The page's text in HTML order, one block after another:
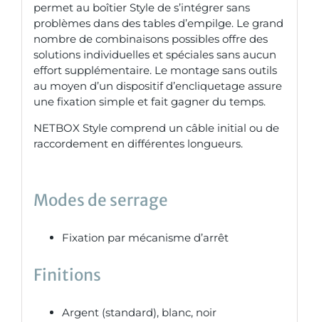
permet au boîtier Style de s’intégrer sans
problèmes dans des tables d’empilge. Le grand
nombre de combinaisons possibles offre des
solutions individuelles et spéciales sans aucun
effort supplémentaire. Le montage sans outils
au moyen d’un dispositif d’encliquetage assure
une fixation simple et fait gagner du temps.
NETBOX Style comprend un câble initial ou de
raccordement en différentes longueurs.
Modes de serrage
Fixation par mécanisme d’arrêt
Finitions
Argent(standard), blanc, noir